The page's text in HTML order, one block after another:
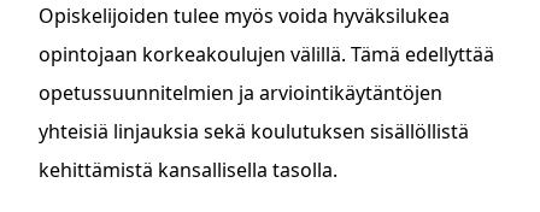
Opiskelijoiden tulee myös voida hyväksilukea
opintojaan korkeakoulujen välillä. Tämä edellyttää
opetussuunnitelmien ja arviointikäytäntöjen
yhteisiä linjauksia sekä koulutuksen sisällöllistä
kehittämistä kansallisella tasolla.